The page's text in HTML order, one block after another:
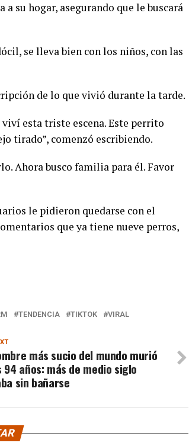
su hogar, asegurando que le buscará
se lleva bien con los niños, con las
de lo que vivió durante la tarde.
esta triste escena. Este perrito
tirado”, comenzó escribiendo.
Ahora busco familia para él. Favor
le pidieron quedarse con el
que ya tiene nueve perros,
TENDENCIA TIKTOK VIRAL
más sucio del mundo murió
94 años: más de medio siglo
sin bañarse